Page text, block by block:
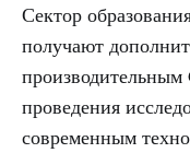
Сектор
получают
производительным
проведения
современным